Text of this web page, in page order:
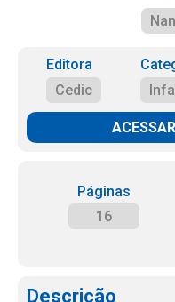
Editora
Cedic
Páginas
16
Descrição